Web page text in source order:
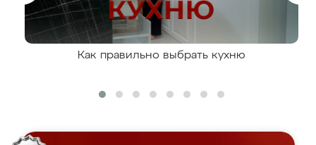
Как правильно выбрать кухню